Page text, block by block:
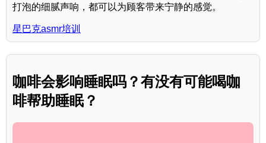
打泡的细腻声响，都可以为顾客带来宁静的感觉。
星巴克asmr培训
咖啡会影响睡眠吗？有没有可能喝咖
啡帮助睡眠？